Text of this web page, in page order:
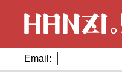
Email: